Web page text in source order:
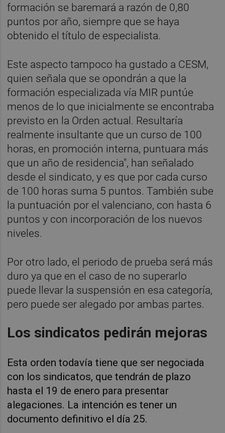
formación se baremará a razón de 0,80
puntos por año, siempre que se haya
obtenido el título de especialista.
Este aspecto tampoco ha gustado a CESM,
quien señala que se opondrán a que la
formación especializada vía MIR puntúe
menos de lo que inicialmente se encontraba
previsto en la Orden actual. Resultaría
realmente insultante que un curso de 100
horas, en promoción interna, puntuara más
que un año de residencia", han señalado
desde el sindicato, y es que por cada curso
de 100 horas suma 5 puntos. También sube
la puntuación por el valenciano, con hasta 6
puntos y con incorporación de los nuevos
niveles.
Por otro lado, el periodo de prueba será más
duro ya que en el caso de no superarlo
puede llevar la suspensión en esa categoría,
pero puede ser alegado por ambas partes.
Los sindicatos pedirán mejoras
Esta orden todavía tiene que ser negociada
con los sindicatos, que tendrán de plazo
hasta el 19 de enero para presentar
alegaciones. La intención es tener un
documento definitivo el día 25.